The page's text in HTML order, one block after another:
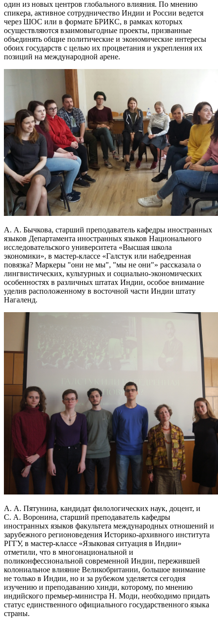
один из новых центров глобального влияния. По мнению
спикера, активное сотрудничество Индии и России ведется
через ШОС или в формате БРИКС, в рамках которых
осуществляются взаимовыгодные проекты, призванные
объединять общие политические и экономические интересы
обоих государств с целью их процветания и укрепления их
позиций на международной арене.
А. А. Бычкова, старший преподаватель кафедры иностранных
языков Департамента иностранных языков Национального
исследовательского университета «Высшая школа
экономики», в мастер-классе «Галстук или набедренная
повязка? Маркеры "они не мы", "мы не они"» рассказала о
лингвистических, культурных и социально-экономических
особенностях в различных штатах Индии, особое внимание
уделив расположенному в восточной части Индии штату
Нагаленд.
А. А. Пятунина, кандидат филологических наук, доцент, и
С. А. Воронина, старший преподаватель кафедры
иностранных языков факультета международных отношений и
зарубежного регионоведения Историко-архивного института
РГГУ, в мастер-классе «Языковая ситуация в Индии»
отметили, что в многонациональной и
поликонфессиональной современной Индии, пережившей
колониальное влияние Великобритании, большое внимание
не только в Индии, но и за рубежом уделяется сегодня
изучению и преподаванию хинди, которому, по мнению
индийского премьер-министра Н. Моди, необходимо придать
статус единственного официального государственного языка
страны.